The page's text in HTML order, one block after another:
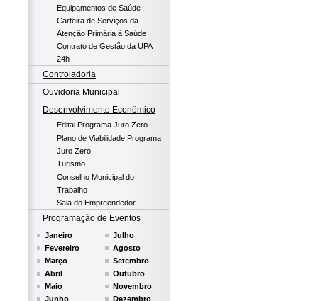
Equipamentos de Saúde
Carteira de Serviços da
Atenção Primária à Saúde
Contrato de Gestão da UPA
24h
Controladoria
Ouvidoria Municipal
Desenvolvimento Econômico
Edital Programa Juro Zero
Plano de Viabilidade Programa
Juro Zero
Turismo
Conselho Municipal do
Trabalho
Sala do Empreendedor
Programação de Eventos
Janeiro
Fevereiro
Março
Abril
Maio
Junho
Julho
Agosto
Setembro
Outubro
Novembro
Dezembro